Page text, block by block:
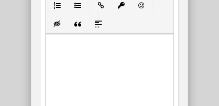
Нумерованный список
Вставка скрытого текста
Вставка цитаты
Вставка спойлера